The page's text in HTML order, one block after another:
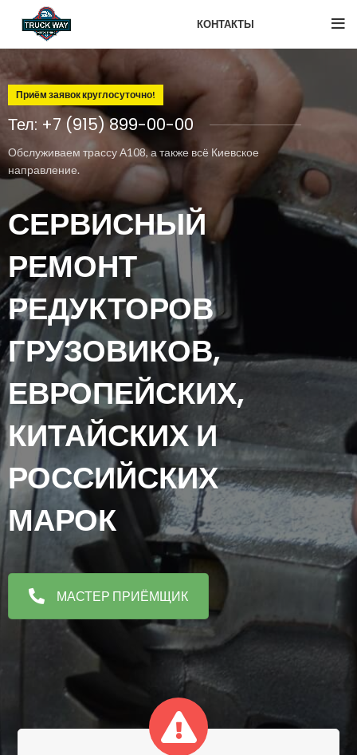
КОНТАКТЫ
Приём заявок круглосуточно!
Тел: +7 (915) 899-00-00
Обслуживаем трассу А108, а также всё Киевское
направление.
СЕРВИСНЫЙ
РЕМОНТ
РЕДУКТОРОВ
ГРУЗОВИКОВ,
ЕВРОПЕЙСКИХ,
КИТАЙСКИХ И
РОССИЙСКИХ
МАРОК
МАСТЕР ПРИЁМЩИК